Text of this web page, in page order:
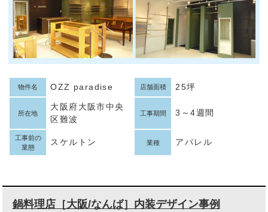
物件名 OZZ paradise 店舗面積 25坪
所在地
大阪府大阪市中央
区難波
工事期間 3～4週間
工事前の
業態
スケルトン 業種 アパレル
鍋料理店［大阪/なんば］内装デザイン事例